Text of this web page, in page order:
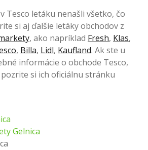
Tesco letáku nenašli všetko, čo
si aj ďalšie letáky obchodov z
, ako napríklad Fresh, Klas,
, Billa, Lidl, Kaufland. Ak ste u
informácie o obchode Tesco,
si ich oficiálnu stránku
Gelnica